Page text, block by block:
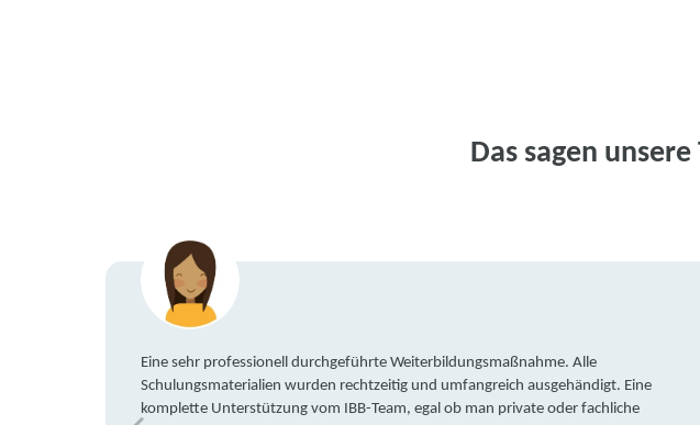
Das sagen
Eine sehr professionell durchgeführte Weiterbildungsmaßnahme. Alle
Schulungsmaterialien wurden rechtzeitig und umfangreich ausgehändigt. Eine
komplette Unterstützung vom IBB-Team, egal ob man private oder fachliche